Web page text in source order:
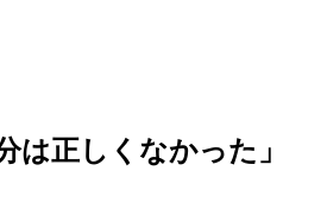
は正しくなかった」